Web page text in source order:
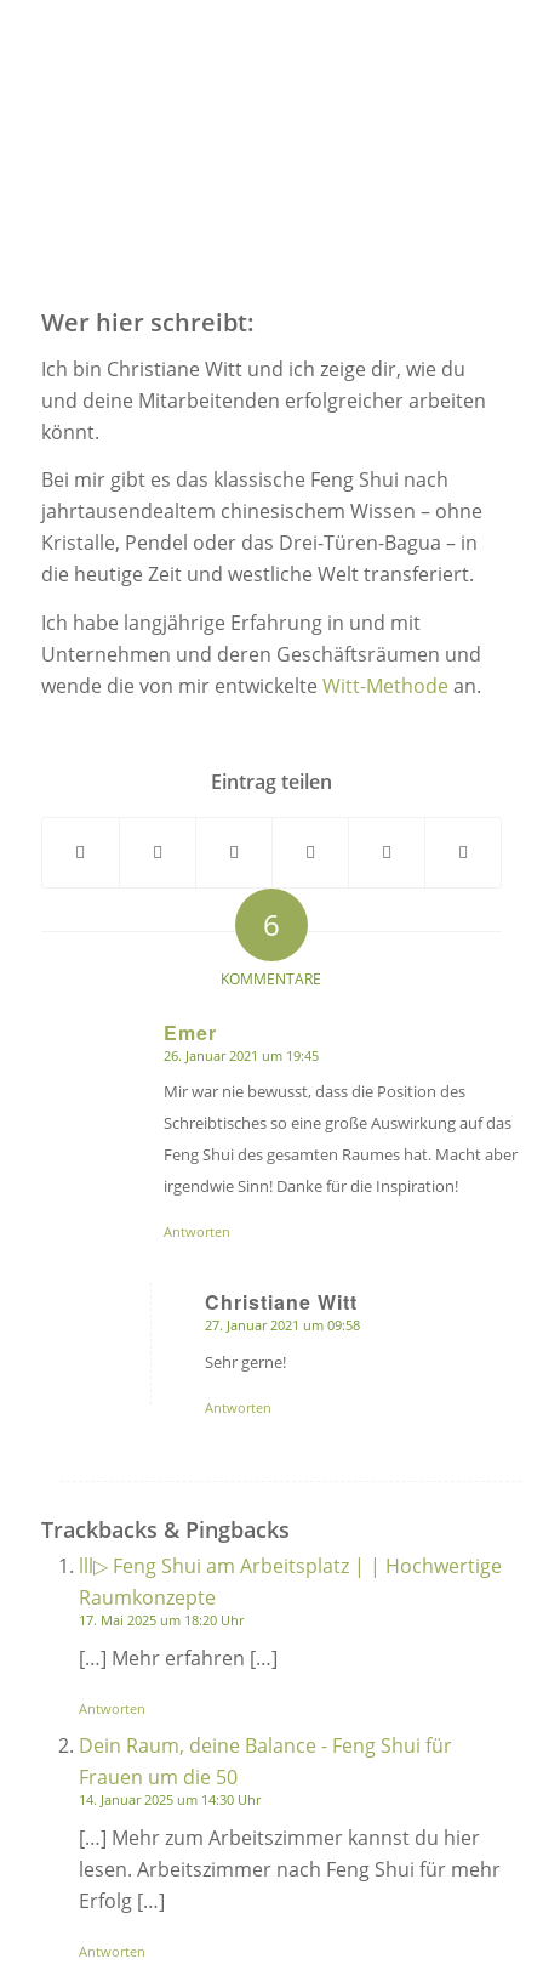
Wer hier schreibt:
Ich bin Christiane Witt und ich zeige dir, wie du
und deine Mitarbeitenden erfolgreicher arbeiten
könnt.
Bei mir gibt es das klassische Feng Shui nach
jahrtausendealtem chinesischem Wissen – ohne
Kristalle, Pendel oder das Drei-Türen-Bagua – in
die heutige Zeit und westliche Welt transferiert.
Ich habe langjährige Erfahrung in und mit
Unternehmen und deren Geschäftsräumen und
wende die von mir entwickelte Witt-Methode an.
Eintrag teilen
6
KOMMENTARE
Emer
sagte:
26. Januar 2021 um 19:45
Mir war nie bewusst, dass die Position des
Schreibtisches so eine große Auswirkung auf das
Feng Shui des gesamten Raumes hat. Macht aber
irgendwie Sinn! Danke für die Inspiration!
Antworten
Christiane Witt
sagte:
27. Januar 2021 um 09:58
Sehr gerne!
Antworten
Trackbacks & Pingbacks
lll▷ Feng Shui am Arbeitsplatz | | Hochwertige
Raumkonzepte
17. Mai 2025 um 18:20 Uhr
[…] Mehr erfahren […]
Antworten
Dein Raum, deine Balance - Feng Shui für
Frauen um die 50
14. Januar 2025 um 14:30 Uhr
[…] Mehr zum Arbeitszimmer kannst du hier
lesen. Arbeitszimmer nach Feng Shui für mehr
Erfolg […]
Antworten